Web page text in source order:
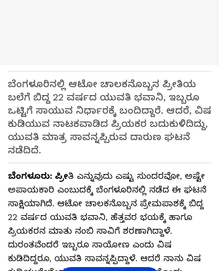
ಬೆಂಗಳೂರಿನಲ್ಲಿ ಆಟೋ ಚಾಲಕನೊಬ್ಬನ ಪ್ರೀತಿಯ
ಬಲೆಗೆ ಬಿದ್ದ 22 ವರ್ಷದ ಯುವತಿ ಭವಾನಿ, ಇಬ್ಬರೂ
ಒಟ್ಟಿಗೆ ಸಾಯುವ ನಿರ್ಧಾರಕ್ಕೆ ಬಂದಿದ್ದಾರೆ. ಆದರೆ, ವಿಷ
ಕುಡಿಯುವ ನಾಟಕವಾಡಿದ ಪ್ರಿಯಕರ ಬದುಕುಳಿದಿದ್ದು,
ಯುವತಿ ಮಾತ್ರ ಸಾವನ್ನಪ್ಪಿರುವ ದಾರುಣ ಘಟನೆ
ನಡೆದಿದೆ.
ಬೆಂಗಳೂರು: ಪ್ರೀತಿ ಎನ್ನುವುದು ಎಷ್ಟು ಸುಂದರವೋ, ಅಷ್ಟೇ
ಅಪಾಯಕಾರಿ ಎಂಬುದಕ್ಕೆ ಬೆಂಗಳೂರಿನಲ್ಲಿ ನಡೆದ ಈ ಘಟನೆ
ಸಾಕ್ಷಿಯಾಗಿದೆ. ಆಟೋ ಚಾಲಕನೊಬ್ಬನ ಪ್ರೇಮಪಾಶಕ್ಕೆ ಬಿದ್ದ
22 ವರ್ಷದ ಯುವತಿ ಭವಾನಿ, ಹೆತ್ತವರ ಭಯಕ್ಕೆ ಹಾಗೂ
ಪ್ರಿಯಕರನ ಮಾತು ನಂಬಿ ಸಾವಿಗೆ ಶರಣಾಗಿದ್ದಾಳೆ.
ದುರಂತವೆಂದರೆ ಇಬ್ಬರೂ ಸಾಯೋಣ ಎಂದು ವಿಷ
ಕುಡಿದಿದ್ದರೂ, ಯುವತಿ ಸಾವನ್ನಪ್ಪಿದ್ದಾಳೆ. ಆದರೆ ನಾನು ವಿಷ